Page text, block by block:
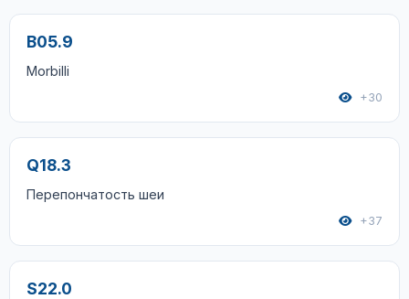
B05.9
Morbilli
+30
Q18.3
Перепончатость шеи
+37
S22.0